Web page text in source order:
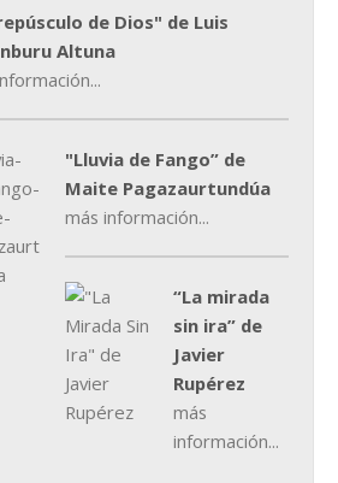
de Dios" de Luis
Altuna
"Lluvia de Fango” de
Maite Pagazaurtundúa
más información...
“La mirada
sin ira” de
Javier
Rupérez
más
información...